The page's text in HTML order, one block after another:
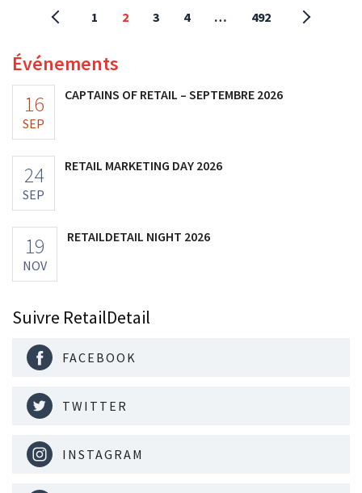
1 2 3 4 … 492
Événements
16
SEP
CAPTAINS OF RETAIL – SEPTEMBRE 2026
24
SEP
RETAIL MARKETING DAY 2026
19
NOV
RETAILDETAIL NIGHT 2026
Suivre RetailDetail
FACEBOOK
TWITTER
INSTAGRAM